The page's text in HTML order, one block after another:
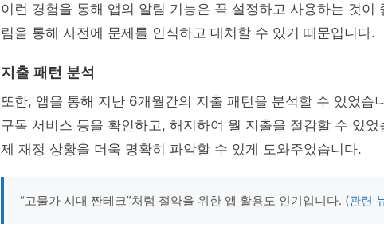
이런 경험을 통해 앱의 알림 기능은 꼭 설정하고 사용하는 것이
림을 통해 사전에 문제를 인식하고 대처할 수 있기 때문입니다.
지출 패턴 분석
또한, 앱을 통해 지난 6개월간의 지출 패턴을 분석할 수 있었습
구독 서비스 등을 확인하고, 해지하여 월 지출을 절감할 수 있
제 재정 상황을 더욱 명확히 파악할 수 있게 도와주었습니다.
“고물가 시대 짠테크”처럼 절약을 위한 앱 활용도 인기입니다. (관련